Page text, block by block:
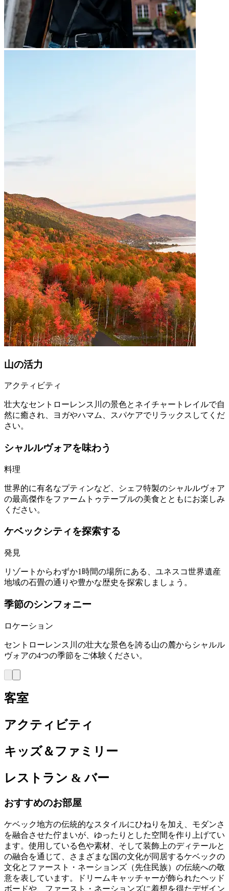
山の活力
アクティビティ
壮大なセントローレンス川の景色とネイチャートレイルで自
然に癒され、ヨガやハマム、スパケアでリラックスしてくだ
さい。
シャルルヴォアを味わう
料理
世界的に有名なプティンなど、シェフ特製のシャルルヴォア
の最高傑作をファームトゥテーブルの美食とともにお楽しみ
ください。
ケベックシティを探索する
発見
リゾートからわずか1時間の場所にある、ユネスコ世界遺産
地域の石畳の通りや豊かな歴史を探索しましょう。
季節のシンフォニー
ロケーション
セントローレンス川の壮大な景色を誇る山の麓からシャルル
ヴォアの4つの季節をご体験ください。
客室
アクティビティ
キッズ＆ファミリー
レストラン & バー
おすすめのお部屋
ケベック地方の伝統的なスタイルにひねりを加え、モダンさ
を融合させた佇まいが、ゆったりとした空間を作り上げてい
ます。使用している色や素材、そして装飾上のディテールと
の融合を通じて、さまざまな国の文化が同居するケベックの
文化とファースト・ネーションズ（先住民族）の伝統への敬
意を表しています。ドリームキャッチャーが飾られたヘッド
ボードや、ファースト・ネーションズに着想を得たデザイン